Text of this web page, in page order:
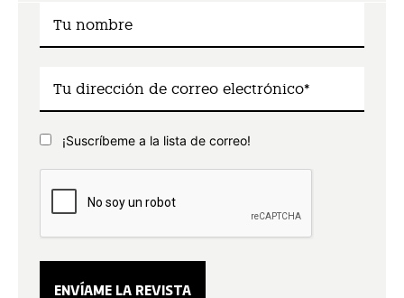
¡Suscríbeme a la lista de correo!